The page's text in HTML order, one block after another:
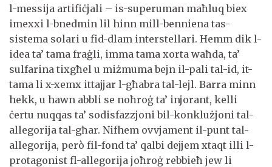
l-messija artifiċjali – is-superuman maħluq biex
imexxi l-bnedmin lil hinn mill-benniena tas-
sistema solari u fid-dlam interstellari. Hemm dik l-
idea ta’ tama fraġli, imma tama xorta waħda, ta’
sulfarina tixgħel u miżmuma bejn il-pali tal-id, it-
tama li x-xemx ittajjar l-għabra tal-lejl. Barra minn
hekk, u hawn abbli se noħroġ ta’ injorant, kelli
ċertu nuqqas ta’ sodisfazzjoni bil-konklużjoni tal-
allegorija tal-għar. Nifhem ovvjament il-punt tal-
allegorija, però fil-fond ta’ qalbi dejjem xtaqt illi l-
protagonist fl-allegorija joħroġ rebbieħ jew li